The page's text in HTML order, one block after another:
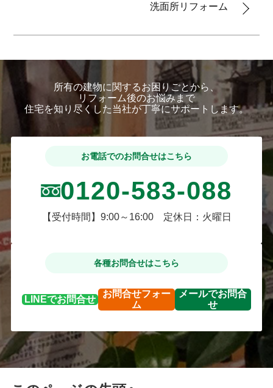
洗面所リフォーム
所有の建物に関するお困りごとから、
リフォーム後のお悩みまで
住宅を知り尽くした当社が丁寧にサポートします。
お電話でのお問合せはこちら
0120-583-088
【受付時間】9:00～16:00 定休日：火曜日
各種お問合せはこちら
LINEでお問合せ
お問合せフォー
ム
メールでお問合
せ